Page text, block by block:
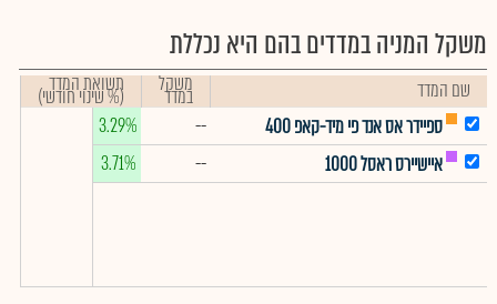
משקל המניה במדדים בהם היא נכללת
שם המדד משקל
במדד תשואת המדד
(% שינוי חודשי)
ספיידר אס אנד פי מיד-קאפ 400
--
3.29%
איישיירס ראסל 1000
--
3.71%